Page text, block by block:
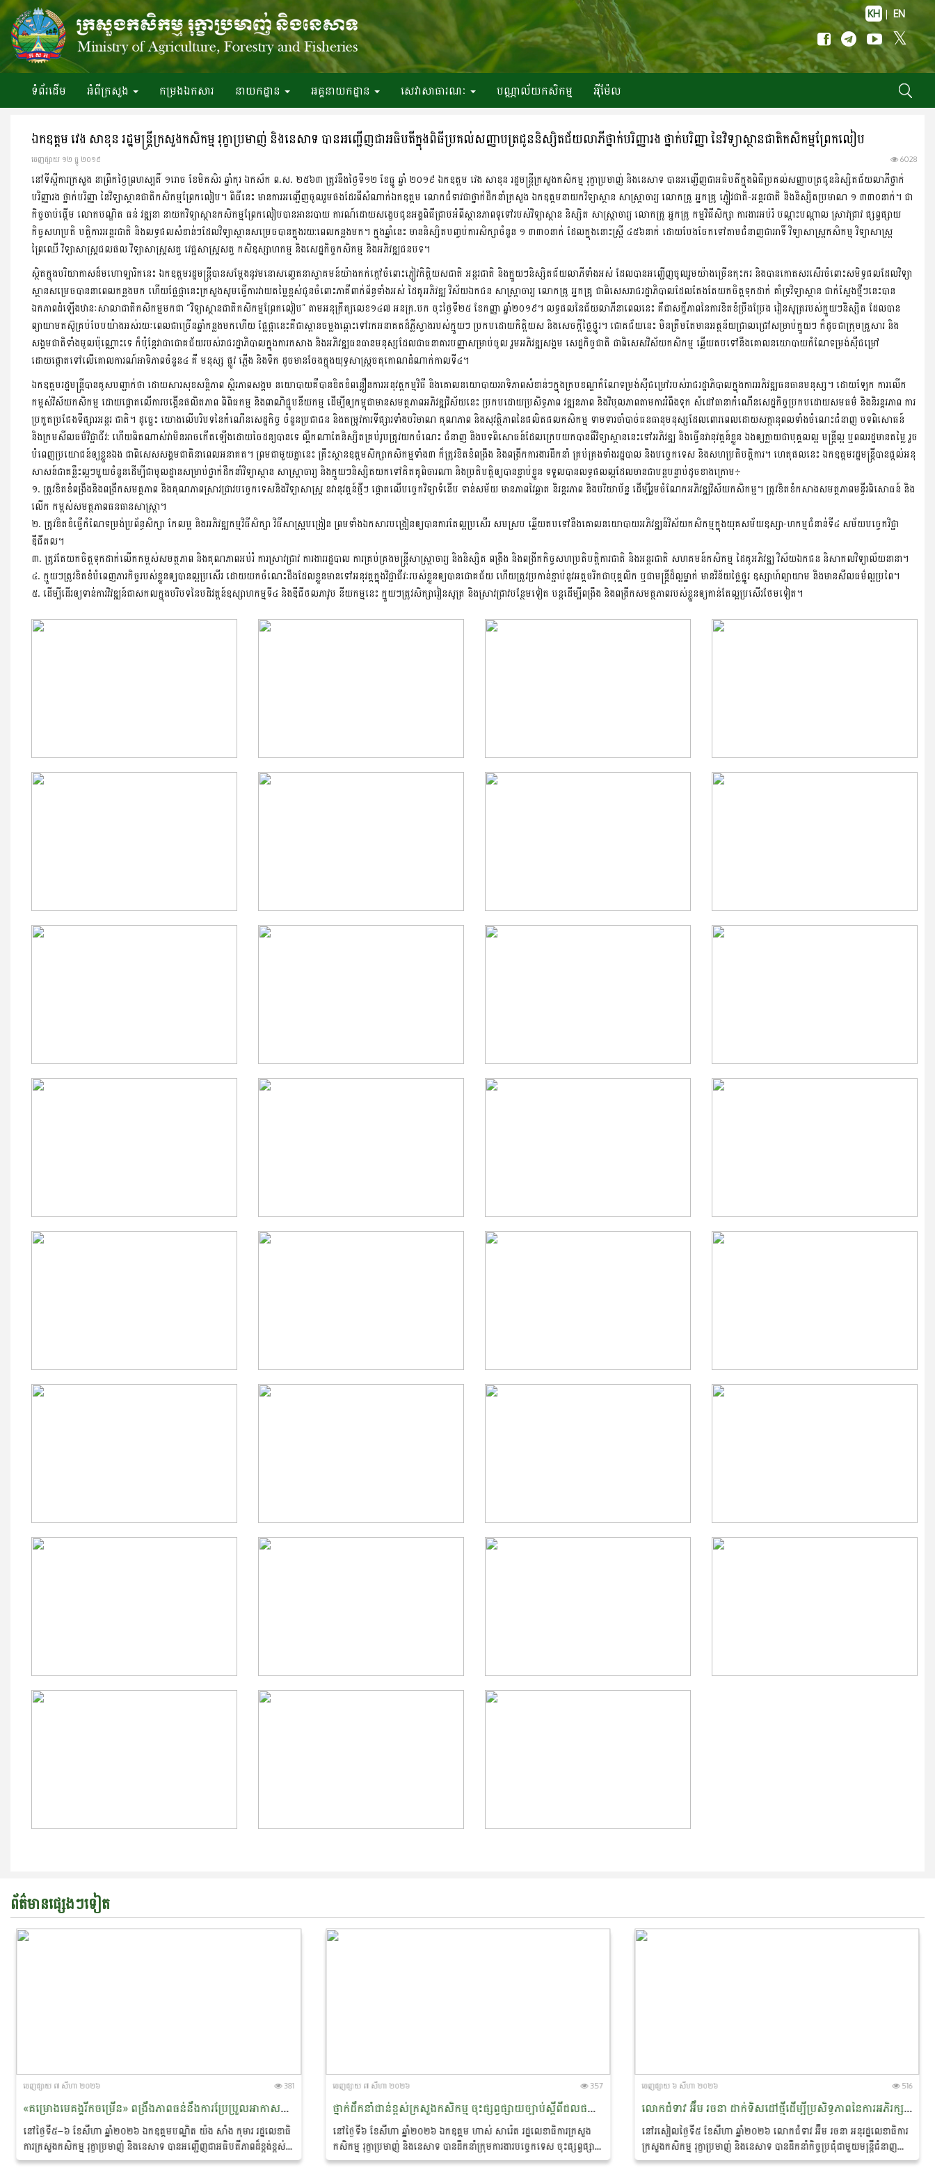
KH | EN
ទំព័រ​ដើម អំពី​ក្រសួង កម្រងឯកសារ នាយកដ្ឋាន អគ្គនាយកដ្ឋាន សេវាសាធារណៈ បណ្ណាល័យកសិកម្ម អ៉ីម៉ែល
ឯកឧត្តម វេង សាខុន រដ្ឋមន្រ្តីក្រសួងកសិកម្ម រុក្ខាប្រមាញ់ និងនេសាទ បានអញ្ជើញជាអធិបតីក្នុងពិធីប្រគល់សញ្ញាបត្រជូននិស្សិតជ័យលាភីថ្នាក់បរិញ្ញារង ថ្នាក់បរិញ្ញា នៃវិទ្យាស្ថានជាតិកសិកម្មព្រែកលៀប
ចេញ​ផ្សាយ​ ១២ ធ្នូ ២០១៩ 6028
នៅទីស្តីការក្រសួង នាព្រឹកថ្ងៃព្រហស្បតិ៍ ១រោច ខែមិគសិរ ឆ្នាំកុរ ឯកស័ក ព.ស. ២៥៦៣ ត្រូវនឹងថ្ងៃទី១២ ខែធ្នូ ឆ្នាំ ២០១៩ ឯកឧត្តម វេង សាខុន រដ្ឋមន្រ្តីក្រសួងកសិកម្ម រុក្ខាប្រមាញ់ និងនេសាទ បានអញ្ជើញជាអធិបតីក្នុងពិធីប្រគល់សញ្ញាបត្រជូននិស្សិតជ័យលាភីថ្នាក់
បរិញ្ញារង ថ្នាក់បរិញ្ញា នៃវិទ្យាស្ថានជាតិកសិកម្មព្រែកលៀប។ ពិធីនេះ មានការអញ្ជើញចូលរួមផងដែរពីសំណាក់ឯកឧត្តម លោកជំទាវជាថ្នាក់ដឹកនាំក្រសួង ឯកឧត្តមនាយកវិទ្យាស្ថាន សាស្រ្តាចារ្យ លោកគ្រូ អ្នកគ្រូ ភ្ញៀវជាតិ-អន្តរជាតិ និងនិស្សិតប្រមាណ ១ ៣៣០នាក់។ ជា
កិច្ចចាប់ផ្តើម លោកបណ្ឌិត ធន់ វឌ្ឍនា នាយកវិទ្យាស្ថានកសិកម្មព្រែកលៀបបានអានរបាយ ការណ៍ដោយសង្ខេបជូនអង្គពិធីជ្រាបអំពីស្ថានភាពទូទៅរបស់វិទ្យាស្ថាន និស្សិត សាស្រ្តាចារ្យ លោកគ្រូ អ្នកគ្រូ កម្មវិធីសិក្សា ការងារអប់រំ បណ្តះបណ្តាល ស្រាវជ្រាវ ផ្សព្វផ្សាយ
កិច្ចសហប្រតិ បត្តិការអន្តរជាតិ និងលទ្ធផលសំខាន់ៗដែលវិទ្យាស្ថានសម្រេចបានក្នុងរយ:ពេលកន្លងមក។ ក្នុងឆ្នាំនេះ មាននិស្សិតបញ្ចប់ការសិក្សាចំនួន ១ ៣៣០នាក់ ដែលក្នុងនោះស្រ្តី ៤៥៦នាក់ ដោយបែងចែកទៅតាមជំនាញជាអាទិ៍ វិទ្យាសាស្រ្តកសិកម្ម វិទ្យាសាស្ត្រ
ព្រៃឈើ វិទ្យាសាស្ត្រជលផល វិទ្យាសាស្ត្រសត្វ វេជ្ជសាស្រ្តសត្វ កសិឧស្សាហកម្ម និងសេដ្ឋកិច្ចកសិកម្ម និងអភិវឌ្ឍជនបទ។
ស្ថិតក្នុងបរិយាកាសដ៏មហោទ្បារិកនេះ ឯកឧត្តមរដ្ឋមន្រ្តីបានសម្តែងនូវមនោសញ្ចេតនាស្វាគមន៍យ៉ាងកក់ក្តៅចំពោះភ្ញៀវកិត្តិយសជាតិ អន្តរជាតិ និងក្មួយៗនិស្សិតជ័យលាភីទាំងអស់ ដែលបានអញ្ជើញចូលរួមយ៉ាងច្រើនកុះករ និងបានកោតសរសើរចំពោះសមិទ្ធផលដែលវិទ្យា
ស្ថានសម្រេចបាននាពេលកន្លងមក ហើយផ្លែផ្កានេះក្រសួងសូមធ្វើការវាយតម្លៃខ្ពស់ជូនចំពោះភាគីពាក់ព័ន្ធទាំងអស់ ដៃគូអភិវឌ្ឍ វិស័យឯកជន សាស្រ្តាចារ្យ លោកគ្រូ អ្នកគ្រូ ជាពិសេសរាជរដ្ឋាភិបាលដែលតែងតែយកចិត្តទុកដាក់ គាំទ្រវិទ្យាស្ថាន ជាក់ស្តែងថ្មីៗនេះបាន
ឯកភាពដំឡើងឋានៈសាលាជាតិកសិកម្មមកជា “វិទ្យាស្ថានជាតិកសិកម្មព្រែកលៀប” តាមអនុក្រឹត្យលេខ១៤៧ អនក្រ.បក ចុះថ្ងៃទី២៥ ខែកញ្ញា ឆ្នាំ២០១៩។ លទ្ធផលនៃជ័យលាភីនាពេលនេះ គឺជាសក្ខីភាពនៃការខិតខំប្រឹងប្រែង រៀនសូត្ររបស់ក្មួយៗនិស្សិត ដែលបាន
ព្យាយាមតស៊ូគ្រប់បែបយ៉ាងអស់រយៈពេលជាច្រើនឆ្នាំកន្លងមកហើយ ផ្លែផ្កានេះគឺជាស្ពានចម្លងឆ្ពោះទៅរកអនាគតដ៏ភ្លឺស្វាងរបស់ក្មួយៗ ប្រកបដោយកិត្តិយស និងសេចក្តីថ្លៃថ្នូរ។ ជោគជ័យនេះ មិនត្រឹមតែមានអត្ថន័យជ្រាលជ្រៅសម្រាប់ក្មួយៗ ក៏ដូចជាក្រុមគ្រួសារ និង
សង្គមជាតិទាំងមូលប៉ុណ្ណោះទេ ក៏ប៉ុន្តែវាជាជោគជ័យរបស់រាជរដ្ឋាភិបាលក្នុងការកសាង និងអភិវឌ្ឍធនធានមនុស្សដែលជាធនាគារបញ្ញាសម្រាប់ចូល រួមអភិវឌ្ឍសង្គម សេដ្ឋកិច្ចជាតិ ជាពិសេសវិស័យកសិកម្ម ឆ្លើយតបទៅនឹងគោលនយោបាយកំណែទម្រង់ស៊ីជម្រៅ
ដោយផ្តោតទៅលើគោលការណ៍អាទិភាពចំនួន៤ គឺ មនុស្ស ផ្លូវ ភ្លើង និងទឹក ដូចមានចែងក្នុងយុទ្ធសាស្រ្តចតុកោណដំណាក់កាលទី៤។
ឯកឧត្តមរដ្ឋមន្រ្តីបានគូសបញ្ជាក់ថា ដោយសារសុខសន្តិភាព ស្ថិរភាពសង្គម នយោបាយគឺបានខិតខំពន្លឿនការអនុវត្តកម្មវិធី និងគោលនយោបាយអាទិភាពសំខាន់ៗក្នុងក្របខណ្ឌកំណែទម្រង់ស៊ីជម្រៅរបស់រាជរដ្ឋាភិបាលក្នុងការអភិវឌ្ឍធនធានមនុស្ស។ ដោយឡែក ការលើក
កម្ពស់វិស័យកសិកម្ម ដោយផ្តោតលើការបង្កើនផលិតភាព ពិពិធកម្ម និងពាណិជ្ជូបនីយកម្ម ដើម្បីឲ្យកម្ពុជាមានសមត្ថភាពអភិវឌ្ឍវិស័យនេះ ប្រកបដោយប្រសិទ្ធភាព វឌ្ឍនភាព និងវិបុលភាពតាមការរំពឹងទុក សំដៅធានាកំណើនសេដ្ឋកិច្ចប្រកបដោយសមធម៌ និងនិរន្តរភាព ការ
ប្រកួតប្រជែងទីផ្សារអន្តរ ជាតិ។ ដូច្នេះ យោងលើបរិបទនៃកំណើនសេដ្ឋកិច្ច ចំនួនប្រជាជន និងតម្រូវការទីផ្សារទាំងបរិមាណ គុណភាព និងសុវត្ថិភាពនៃផលិតផលកសិកម្ម ទាមទារចាំបាច់ធនធានុមនុស្សដែលពោរពេលដោយសក្តានុពលទាំងចំណេះជំនាញ បទពិសោធន៍
និងក្រមសីលធម៌វិជ្ជាជីវ: ហើយពិតណាស់វាមិនអាចកើតឡើងដោយចៃដន្យបានទេ ល្គឹកណាតែនិស្សិតគ្រប់រូបត្រូវយកចំណេះ ជំនាញ និងបទពិសោធន៍ដែលក្រេបយកបានពីវិទ្យាស្ថាននេះទៅអភិវឌ្ឍ និងធ្វើនវានុវត្តន៍ខ្លួន ឯងឲ្យក្លាយជាបុគ្គលល្អ មន្រ្តីល្អ ឬពលរដ្ឋមានតម្លៃ រួច
បំពេញប្រយោជន៍ឲ្យខ្លួនឯង ជាពិសេសសង្គមជាតិនាពេលអនាគត។ ព្រមជាមួយគ្នានេះ គ្រឹះស្ថានឧត្តមសិក្សាកសិកម្មទាំង៣ ក៏ត្រូវខិតខំពង្រឹង និងពង្រីកការងារដឹកនាំ គ្រប់គ្រងទាំងរដ្ឋបាល និងបច្ចេកទេស និងសហប្រតិបត្តិការ។ ហេតុផលនេះ ឯកឧត្តមរដ្ឋមន្រ្តីបានផ្តល់អនុ
សាសន៍ជាគន្លឹះល្អៗមួយចំនួនដើម្បីជាមូលដ្ឋានសម្រាប់ថ្នាក់ដឹកនាំវិទ្យាស្ថាន សាស្រ្តាចារ្យ និងក្មួយៗនិស្សិតយកទៅគិតគូពិចារណា និងប្រតិបត្តិឲ្យបានខ្ជាប់ខ្ជួន ទទួលបានលទ្ធផលល្អដែលមានជាបន្តបន្ទាប់ដូចខាងក្រោម÷
១. ត្រូវខិតខំពង្រឹងនិងពង្រីកសមត្ថភាព និងគុណភាពស្រាវជ្រាវបច្ចេកទេសនិងវិទ្យាសាស្រ្ត នវានុវត្តន៍ថ្មីៗ ផ្តោតលើបច្ចេកវិទ្យាទំនើប ទាន់សម័យ មានភាពវៃឆ្លាត និរន្តរភាព និងបរិយាប័ន្ន ដើម្បីរួមចំណែកអភិវឌ្ឍវិស័យកសិកម្ម។ ត្រូវខិតខំកសាងសមត្ថភាពមន្ទីរពិសោធន៍ និង
លើក កម្ពស់សមត្ថភាពធនធានសាស្រ្តា។
២. ត្រូវខិតខំធ្វើកំណែទម្រង់ប្រព័ន្ធសិក្សា កែលម្អ និងអភិវឌ្ឍកម្មវិធីសិក្សា វិធីសាស្រ្តបង្រៀន ព្រមទាំងឯកសារបង្រៀនឲ្យបានការតែល្អប្រសើរ សមស្រប ឆ្លើយតបទៅនឹងគោលនយោបាយអភិវឌ្ឍន៍វិស័យកសិកម្មក្នុងយុគសម័យឧស្សា-ហកម្មជំនាន់ទី៤ សម័យបច្ចេកវិជ្ជា
ឌីជីតល។
៣. ត្រូវតែយកចិត្តទុកដាក់លើកកម្ពស់សមត្ថភាព និងគុណភាពអប់រំ ការស្រាវជ្រាវ ការងាររដ្ឋបាល ការគ្រប់គ្រងមន្រ្តីសាស្រ្តាចារ្យ និងនិស្សិត ពង្រឹង និងពង្រីកកិច្ចសហប្រតិបត្តិការជាតិ និងអន្តរជាតិ សហគមន៍កសិកម្ម ដៃគូអភិវឌ្ឍ វិស័យឯកជន និសាកលវិទ្យាល័យនានា។
៤. ក្មួយៗត្រូវខិតខំបំពេញភារកិច្ចរបស់ខ្លួនឲ្យបានល្អប្រសើរ ដោយយកចំណេះដឹងដែលខ្លួនមានទៅអនុវត្តក្នុងវិជ្ជាជីវៈរបស់ខ្លួនឲ្យបានជោគជ័យ ហើយត្រូវប្រកាន់ខ្ជាប់នូវអត្តចរិកជាបុគ្គលិក ឬជាមន្ត្រីដ៏ល្អម្នាក់ មានវិន័យថ្លៃថ្នូរ ឧស្សាហ៍ព្យាយាម និងមានសីលធម៌ល្អប្រពៃ។
៥. ដើម្បីដើរឲ្យទាន់ការវិវឌ្ឍន៍ជាសកលក្នុងបរិបទនៃបដិវត្តន៍ឧស្សាហកម្មទី៤ និងឌីជីថលភាវូប នីយកម្មនេះ ក្មួយៗត្រូវសិក្សារៀនសូត្រ និងស្រាវជ្រាវបន្ថែមទៀត បន្តដើម្បីពង្រឹង និងពង្រីកសមត្ថភាពរបស់ខ្លួនឲ្យកាន់តែល្អប្រសើរថែមទៀត។
ព័ត៌មានផ្សេងៗទៀត
ចេញ​ផ្សាយ​ ៧ សីហា ២០២៦ 381
«គម្រោងមេគង្គរីកចម្រើន» ពង្រឹងភាពធន់នឹងការប្រែប្រួល​អាកាស​​ធាតុ និងលើកកម្ពស់ជីវភាពសហគមន៍ជនជាតិភាគតិច នៅខេត្តរតនគិរី និងមណ្ឌលគិរី
នៅថ្ងៃទី៥–៦ ខែសីហា ឆ្នាំ២០២៦ ឯកឧត្ដមបណ្ឌិត យ៉ង សាំង កុមារ រដ្ឋលេខាធិ
ការក្រសួងកសិកម្ម រុក្ខាប្រមាញ់ និងនេសាទ បាន​អញ្ជើញជាអធិបតីភាពដ៏ខ្ពង់ខ្ពស់
ក្នុង «សិក្ខាសាលាឆ្លុះ​បញ្ចាំង​ការ​សហការគ្នារវាងមន្ត្រីកសិកម្មឃុំ...
ចេញ​ផ្សាយ​ ៧ សីហា ២០២៦ 357
ថ្នាក់ដឹកនាំជាន់ខ្ពស់ក្រសួងកសិកម្ម ចុះផ្សព្វផ្សាយច្បាប់​ស្តី​ពីជលផល និងការប្រើប្រាស់ឧបករណ៍នេសាទស្របច្បាប់ ជូនប្រជាពលរដ្ឋ នៅស្រុកកំពង់លែង ខេត្តកំពង់ឆ្នាំង
នៅថ្ងៃទី៦ ខែសីហា ឆ្នាំ២០២៦ ឯកឧត្តម ហាស់ សារ៉េត រដ្ឋ​លេខា​ធិការ​ក្រសួង
កសិកម្ម រុក្ខាប្រមាញ់ និងនេសាទ បានដឹកនាំ​ក្រុម​ការងារបច្ចេកទេស ចុះផ្សព្វផ្សាយ
ច្បាប់ស្តីពីជលផល...
ចេញ​ផ្សាយ​ ៦ សីហា ២០២៦ 516
លោកជំទាវ អ៊ឹម រចនា ដាក់ទិសដៅថ្មីដើម្បីប្រសិទ្ធភាពនៃការអភិរក្ស​ផ្សោត​ទន្លេមេគង្គ និងផ្តាំផ្ញើឱ្យឆ្មាំទន្លេយកចិត្តទុកដាក់លើសុវត្ថិភាព​ពេលចេញល្បាតក្នុងរដូវវស្សា
នៅរសៀលថ្ងៃទី៥ ខែសីហា ឆ្នាំ២០២៦ លោកជំទាវ អ៊ឹម រចនា អនុរដ្ឋ​លេខាធិការ
ក្រសួងកសិកម្ម រុក្ខាប្រមាញ់ និងនេសាទ បានដឹកនាំកិច្ចប្រជុំជាមួយមន្ត្រីជំនាញ
ដែលមានលោកបណ្ឌិត...